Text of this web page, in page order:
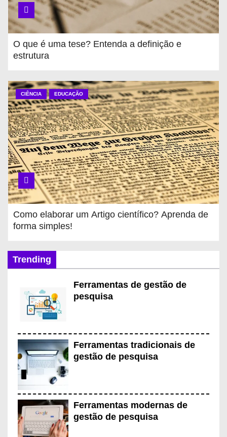
O que é uma tese? Entenda a definição e
estrutura
CIÊNCIA EDUCAÇÃO
Como elaborar um Artigo científico? Aprenda de
forma simples!
Trending
Ferramentas de gestão de
pesquisa
Ferramentas tradicionais de
gestão de pesquisa
Ferramentas modernas de
gestão de pesquisa